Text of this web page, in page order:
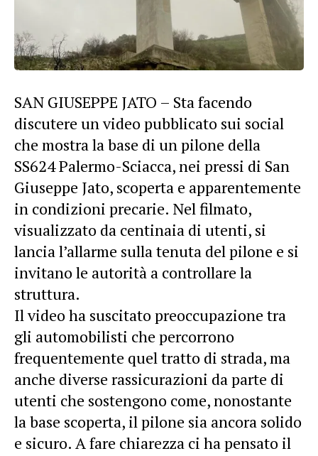
SAN GIUSEPPE JATO – Sta facendo
discutere un video pubblicato sui social
che mostra la base di un pilone della
SS624 Palermo-Sciacca, nei pressi di San
Giuseppe Jato, scoperta e apparentemente
in condizioni precarie. Nel filmato,
visualizzato da centinaia di utenti, si
lancia l’allarme sulla tenuta del pilone e si
invitano le autorità a controllare la
struttura.
Il video ha suscitato preoccupazione tra
gli automobilisti che percorrono
frequentemente quel tratto di strada, ma
anche diverse rassicurazioni da parte di
utenti che sostengono come, nonostante
la base scoperta, il pilone sia ancora solido
e sicuro. A fare chiarezza ci ha pensato il